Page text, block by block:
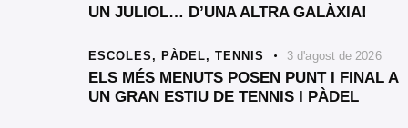
UN JULIOL… D’UNA ALTRA GALÀXIA!
ESCOLES, PÀDEL, TENNIS 3 d'agost de 2026
ELS MÉS MENUTS POSEN PUNT I FINAL A
UN GRAN ESTIU DE TENNIS I PÀDEL